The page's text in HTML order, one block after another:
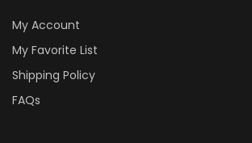
My Account
My Favorite List
Shipping Policy
FAQs